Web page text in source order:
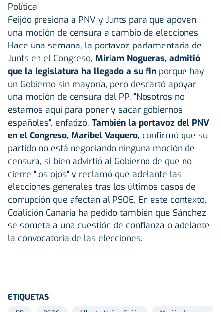
Política
Feijóo presiona a PNV y Junts para que apoyen
una moción de censura a cambio de elecciones
Hace una semana, la portavoz parlamentaria de
Junts en el Congreso, Miriam Nogueras, admitió
que la legislatura ha llegado a su fin porque hay
un Gobierno sin mayoría, pero descartó apoyar
una moción de censura del PP. "Nosotros no
estamos aquí para poner y sacar gobiernos
españoles", enfatizó. También la portavoz del PNV
en el Congreso, Maribel Vaquero, confirmó que su
partido no está negociando ninguna moción de
censura, si bien advirtió al Gobierno de que no
cierre "los ojos" y reclamó que adelante las
elecciones generales tras los últimos casos de
corrupción que afectan al PSOE. En este contexto,
Coalición Canaria ha pedido también que Sánchez
se someta a una cuestión de confianza o adelante
la convocatoria de las elecciones.
ETIQUETAS